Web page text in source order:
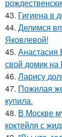
43. Гигиена в
44. Делимся
Яковлевой!
45. Анастасия
свой домик на
46. Ларису
47. Пожилая
купила.
48. В Москве
коктейля с